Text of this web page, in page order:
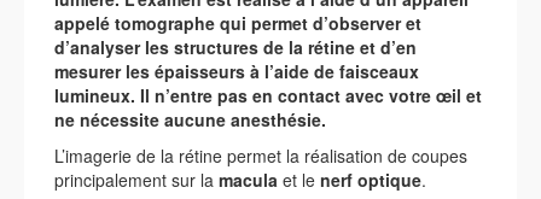
appelé tomographe qui permet d’observer et
d’analyser les structures de la rétine et d’en
mesurer les épaisseurs à l’aide de faisceaux
lumineux. Il n’entre pas en contact avec votre œil et
ne nécessite aucune anesthésie.
L’imagerie de la rétine permet la réalisation de coupes
principalement sur la macula et le nerf optique.